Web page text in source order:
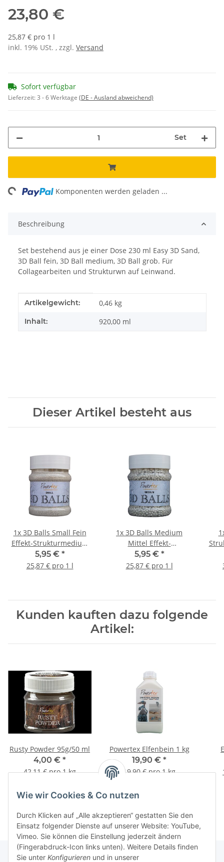
Wie wir Cookies & Co nutzen
Durch Klicken auf „Alle akzeptieren“ gestatten Sie den
Einsatz folgender Dienste auf unserer Website: YouTube,
Vimeo. Sie können die Einstellung jederzeit ändern
(Fingerabdruck-Icon links unten). Weitere Details finden
Sie unter Konfigurieren und in unserer
23,80 €
25,87 € pro 1 l
inkl. 19% USt. , zzgl. Versand
Sofort verfügbar
Lieferzeit:3 - 6 Werktage (DE - Ausland abweichend)
Set
Komponenten werden geladen ...
Beschreibung
Set bestehend aus je einer Dose 230 ml Easy 3D Sand,
3D Ball fein, 3D Ball medium, 3D Ball grob. Für
Collagearbeiten und Strukturwn auf Leinwand.
Produkteigenschaft
Wert
Artikelgewicht: 0,46 kg
Inhalt: 920,00 ml
Dieser Artikel besteht aus
1x 3D Balls Small Fein
Effekt-Strukturmedium
230ml
5,95 € *
25,87 € pro 1 l
1x 3D Balls Medium
Mittel Effekt-
Strukturmedium 230ml
5,95 € *
25,87 € pro 1 l
Kunden kauften dazu folgende
Artikel:
Rusty Powder 95g/50 ml
4,00 € *
42,11 € pro 1 kg
Powertex Elfenbein 1 kg
19,90 € *
19,90 € pro 1 kg